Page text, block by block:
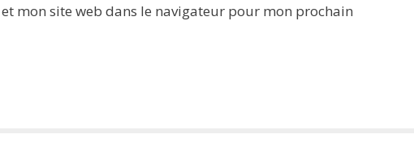
mon site web dans le navigateur pour mon prochain